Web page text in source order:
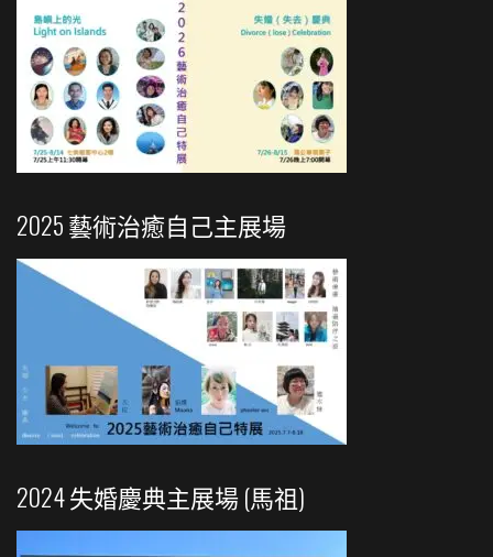
2025 藝術治癒自己主展場
2024 失婚慶典主展場 (馬祖)